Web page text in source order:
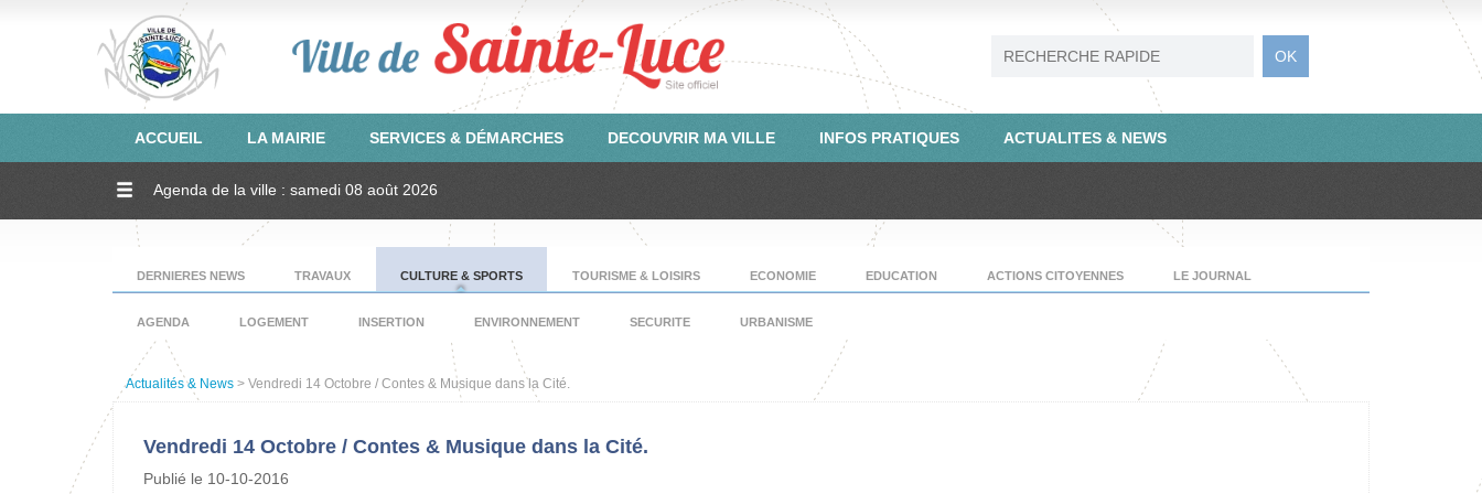
ACCUEIL LA MAIRIE SERVICES & DÉMARCHES DECOUVRIR MA VILLE INFOS PRATIQUES ACTUALITES & NEWS
Agenda de la ville : samedi 08 août 2026
DERNIERES NEWS TRAVAUX CULTURE & SPORTS TOURISME & LOISIRS ECONOMIE EDUCATION ACTIONS CITOYENNES LE JOURNAL
AGENDA LOGEMENT INSERTION ENVIRONNEMENT SECURITE URBANISME
Actualités & News > Vendredi 14 Octobre / Contes & Musique dans la Cité.
Vendredi 14 Octobre / Contes & Musique dans la Cité.
Publié le 10-10-2016